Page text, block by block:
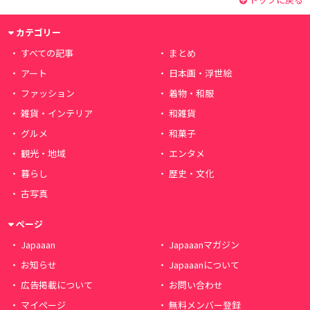
カテゴリー
すべての記事
まとめ
アート
日本画・浮世絵
ファッション
着物・和服
雑貨・インテリア
和雑貨
グルメ
和菓子
観光・地域
エンタメ
暮らし
歴史・文化
古写真
ページ
Japaaan
Japaaanマガジン
お知らせ
Japaaanについて
広告掲載について
お問い合わせ
マイページ
無料メンバー登録